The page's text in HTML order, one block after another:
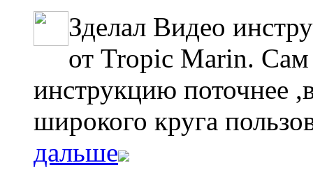
Зделал Видео
от Tropic Marin. Сам
инструкцию поточнее
широкого круга
дальше